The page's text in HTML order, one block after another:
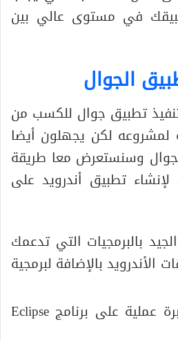
في مستوى عالي بين
الجوال
تطبيق جوال للكسب من
لمشروعه لكن يجهلون أيضا
وسنستعرض معا طريقة
لإنشاء تطبيق أندرويد على
بالبرمجيات التي تدعمك
بالإضافة لبرمجية
لابد أن تمتلك خبرة عملية على برنامج Eclipse